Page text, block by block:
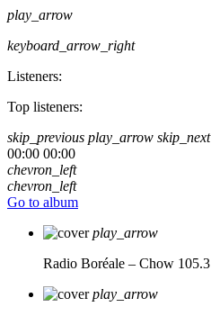
play_arrow
keyboard_arrow_right
Listeners:
Top listeners:
skip_previous play_arrow skip_next
00:00 00:00
chevron_left
chevron_left
Go to album
play_arrow
Radio Boréale – Chow 105.3
play_arrow